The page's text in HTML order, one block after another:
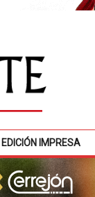
EDICIÓN IMPRESA